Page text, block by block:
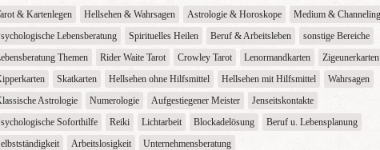
die Störchin von
hat rote Haare ...
ich 😉
beraterin🌟🌟🌟🌟🌟
grandioses
Alischa
telefonieren
was du sagst
🌟🌟.
man kann mit
die Sorgen
& Kartenlegen Hellsehen & Wahrsagen Astrologie & Horoskope
Medium & Channeling
Lebensberatung
Spirituelles Heilen Beruf & Arbeitsleben
sonstige Bereiche
Themen
Rider Waite Tarot Crowley Tarot Lenormandkarten
Zigeunerkarten
Skatkarten Hellsehen ohne Hilfsmittel Hellsehen mit Hilfsmittel
Wahrsagen
Astrologie
Numerologie Aufgestiegener Meister
Jenseitskontakte
Soforthilfe
Reiki Lichtarbeit Blockadelösung
Beruf u. Lebensplanung
Arbeitslosigkeit Unternehmensberatung